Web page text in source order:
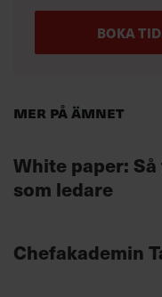
Mer på ämnet
White paper:
som ledare
Chefakademin
BOKA